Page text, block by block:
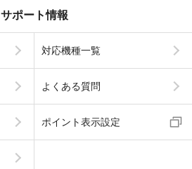
サポート情報
対応機種一覧
よくある質問
ポイント表示設定